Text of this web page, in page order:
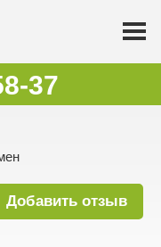
37
Добавить отзыв